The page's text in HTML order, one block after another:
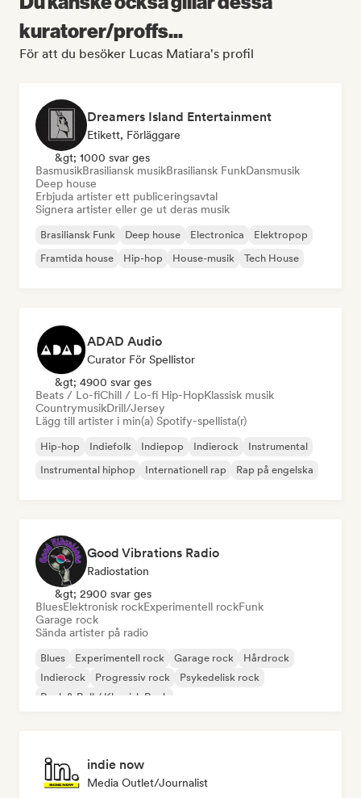
kuratorer/proffs...
För att du besöker Lucas Matiara's profil
Dreamers Island Entertainment
Etikett, Förläggare
&gt; 1000 svar ges
BasmusikBrasiliansk musikBrasiliansk FunkDansmusik
Deep house
Erbjuda artister ett publiceringsavtal
Signera artister eller ge ut deras musik
Brasiliansk Funk Deep house Electronica
Elektropop
Framtida house
Hip-hop House-musik Tech House
ADAD Audio
Curator För Spellistor
&gt; 4900 svar ges
Beats / Lo-fiChill / Lo-fi Hip-HopKlassisk musik
CountrymusikDrill/Jersey
Lägg till artister i min(a) Spotify-spellista(r)
Hip-hop Indiefolk Indiepop Indierock
Instrumental
Instrumental hiphop
Internationell rap Rap på engelska
Good Vibrations Radio
Radiostation
&gt; 2900 svar ges
BluesElektronisk rockExperimentell rockFunk
Garage rock
Sända artister på radio
Blues Experimentell rock Garage rock
Hårdrock
Indierock
Progressiv rock
Psykedelisk rock
Rock & Roll / Klassisk Rock
indie now
Media Outlet/Journalist